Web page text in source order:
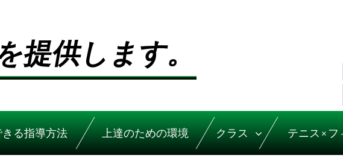
提供します。
きる指導方法 上達のための環境 クラス テニス × フ